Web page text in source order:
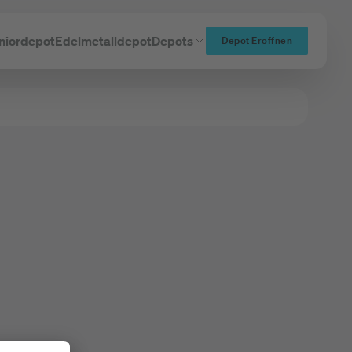
EdelmetalldepotDepots Depot Eröffnen